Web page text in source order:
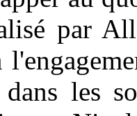
par
les